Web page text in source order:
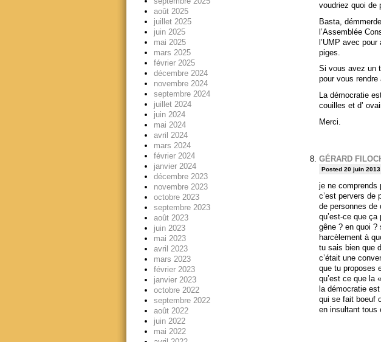
voudriez quoi de
Basta,
l’Assemblée
l’UMP avec
piges.
Si vous avez un
pour vous
La démocratie
couilles et d’
Merci.
GÉRARD
Posted 20 juin
je ne comprends
c’est pervers de
de personnes de
qu’est-ce que
gêne ? en quoi ?
harcèlement à
tu sais bien que
c’était une
que tu proposes
qu’est ce que la
la démocratie
qui se fait boeuf
en insultant tous
août 2025
juillet 2025
juin 2025
mai 2025
mars 2025
février 2025
décembre 2024
novembre 2024
septembre 2024
juillet 2024
juin 2024
mai 2024
avril 2024
mars 2024
février 2024
janvier 2024
décembre 2023
novembre 2023
octobre 2023
septembre 2023
août 2023
juin 2023
mai 2023
avril 2023
mars 2023
février 2023
janvier 2023
octobre 2022
septembre 2022
août 2022
juin 2022
mai 2022